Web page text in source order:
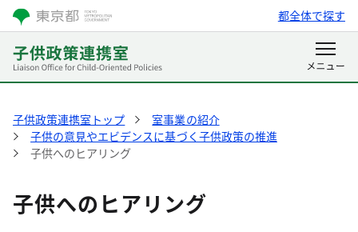
都全体で探す
子供政策連携室トップ
室事業の紹介
子供の意見やエビデンスに基づく子供政策の推進
子供へのヒアリング
子供へのヒアリング